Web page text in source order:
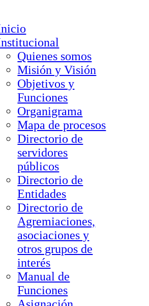
Quienes somos
Misión y Visión
Objetivos y
Funciones
Organigrama
Mapa de procesos
Directorio de
servidores
públicos
Directorio de
Entidades
Directorio de
Agremiaciones,
asociaciones y
otros grupos de
interés
Manual de
Funciones